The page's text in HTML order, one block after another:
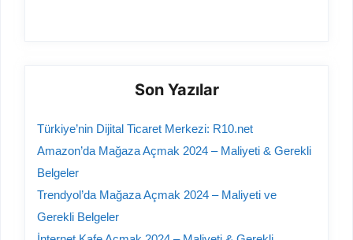
Son Yazılar
Türkiye’nin Dijital Ticaret Merkezi: R10.net
Amazon’da Mağaza Açmak 2024 – Maliyeti & Gerekli
Belgeler
Trendyol’da Mağaza Açmak 2024 – Maliyeti ve
Gerekli Belgeler